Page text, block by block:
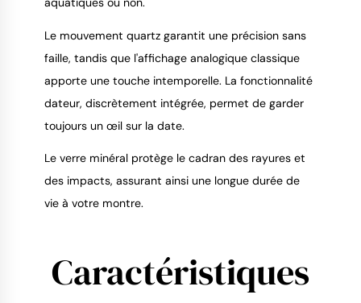
Le mouvement quartz garantit une précision sans
faille, tandis que l'affichage analogique classique
apporte une touche intemporelle. La fonctionnalité
dateur, discrètement intégrée, permet de garder
toujours un œil sur la date.
Le verre minéral protège le cadran des rayures et
des impacts, assurant ainsi une longue durée de
vie à votre montre.
Caractéristiques